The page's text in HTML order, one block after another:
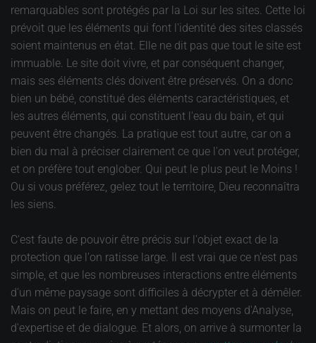
remarquables sont protégés par la Loi sur les sites. Cette loi
prévoit que les éléments qui font l'identité des sites classés
soient maintenus en état. Elle ne dit pas que tout le site est
immuable. Le site doit vivre, et par conséquent changer,
mais ses éléments clés doivent être préservés. On a donc
bien un bébé, constitué des éléments caractéristiques, et
les autres éléments, qui constituent l'eau du bain, et qui
peuvent être changés. La pratique est tout autre, car on a
bien du mal à préciser clairement ce que l'on veut protéger,
et on préfère tout englober. Qui peut le plus peut le Moins !
Ou si vous préférez, gelez tout le territoire, Dieu reconnaîtra
les siens.
C'est faute de pouvoir être précis sur l'objet exact de la
protection que l'on ratisse large. Il est vrai que ce n'est pas
simple, et que les nombreuses interactions entre éléments
d'un même paysage sont difficiles à décrypter et à démêler.
Mais on peut le faire, en y mettant des moyens d'Analyse,
d'expertise et de dialogue. Et alors, on arrive à surmonter la